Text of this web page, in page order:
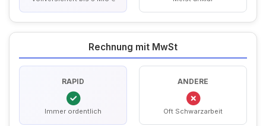
Rechnung mit MwSt
RAPID
Immer ordentlich
ANDERE
Oft Schwarzarbeit